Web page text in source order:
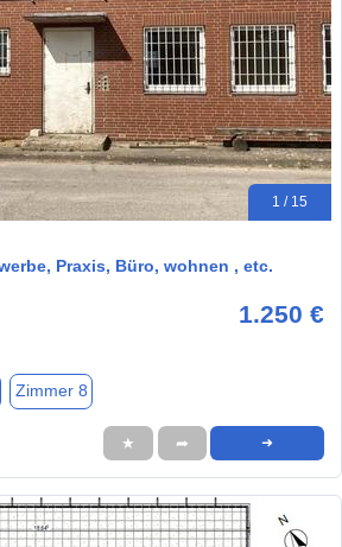
1 / 15
Praxis, Büro, wohnen , etc.
1.250 €
Zimmer 8
★ ➦ ➜